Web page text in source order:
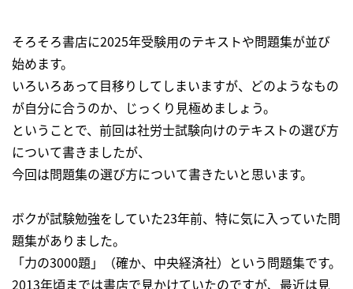
そろそろ書店に2025年受験用のテキストや問題集が並び
始めます。
いろいろあって目移りしてしまいますが、どのようなもの
が自分に合うのか、じっくり見極めましょう。
ということで、前回は社労士試験向けのテキストの選び方
について書きましたが、
今回は問題集の選び方について書きたいと思います。
ボクが試験勉強をしていた23年前、特に気に入っていた問
題集がありました。
「力の3000題」（確か、中央経済社）という問題集です。
2013年頃までは書店で見かけていたのですが、最近は見